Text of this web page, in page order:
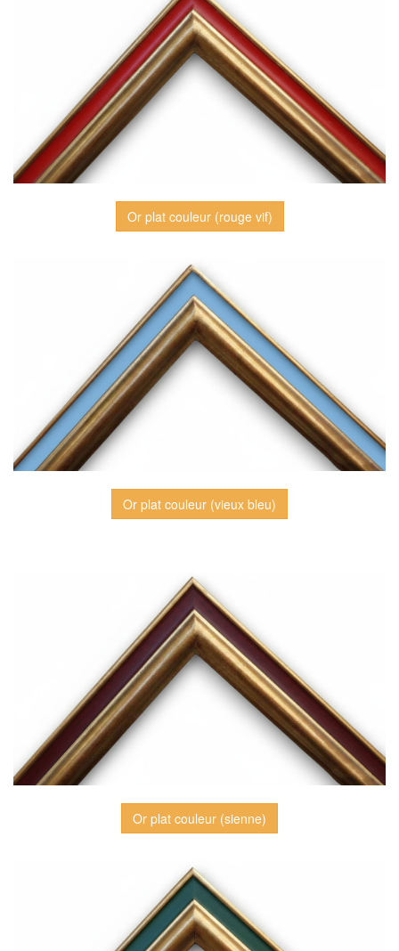
Or plat couleur (rouge vif)
Or plat couleur (vieux bleu)
Or plat couleur (sienne)